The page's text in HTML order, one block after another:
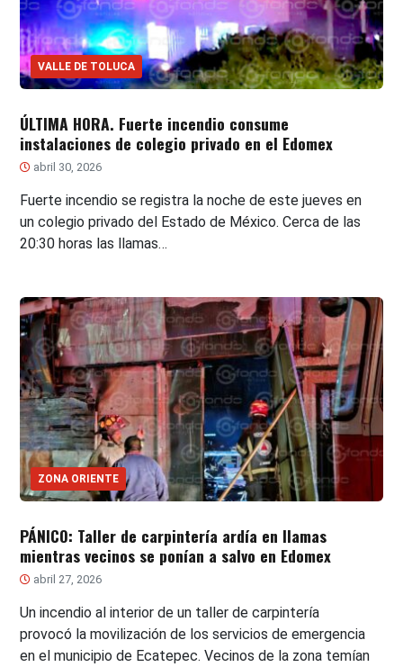
VALLE DE TOLUCA
ÚLTIMA HORA. Fuerte incendio consume
instalaciones de colegio privado en el Edomex
abril 30, 2026
Fuerte incendio se registra la noche de este jueves en
un colegio privado del Estado de México. Cerca de las
20:30 horas las llamas…
ZONA ORIENTE
PÁNICO: Taller de carpintería ardía en llamas
mientras vecinos se ponían a salvo en Edomex
abril 27, 2026
Un incendio al interior de un taller de carpintería
provocó la movilización de los servicios de emergencia
en el municipio de Ecatepec. Vecinos de la zona temían